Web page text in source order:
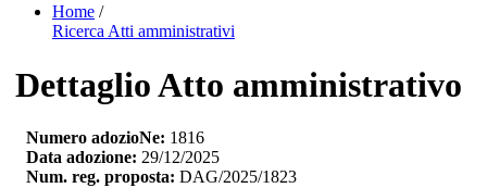
Home /
Ricerca Atti amministrativi
Dettaglio Atto amministrativo
Numero adozioNe: 1816
Data adozione: 29/12/2025
Num. reg. proposta: DAG/2025/1823